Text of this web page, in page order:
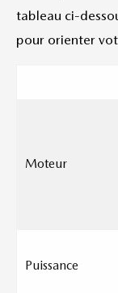
tableau ci-
pour orienter
Moteur
Puissance